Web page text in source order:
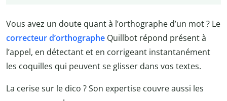
Vous avez un doute quant à l’orthographe d’un mot ? Le
correcteur d’orthographe Quillbot répond présent à
l’appel, en détectant et en corrigeant instantanément
les coquilles qui peuvent se glisser dans vos textes.
La cerise sur le dico ? Son expertise couvre aussi les